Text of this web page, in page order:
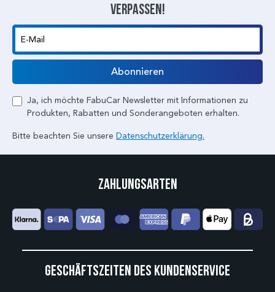
verpassen!
E-Mail
Abonnieren
Ja, ich möchte FabuCar Newsletter mit Informationen zu
Produkten, Rabatten und Sonderangeboten erhalten.
Bitte beachten Sie unsere Datenschutzerklärung.
Geschäftszeiten des Kundenservice
Zahlungsarten